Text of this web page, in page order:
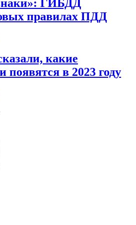
ГИБДД
правилах ПДД
какие
появятся в 2023 году